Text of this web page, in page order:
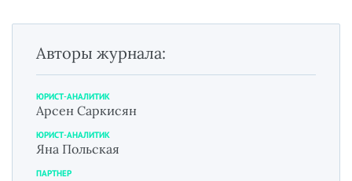
Авторы журнала:
ЮРИСТ-АНАЛИТИК
Арсен Саркисян
ЮРИСТ-АНАЛИТИК
Яна Польская
ПАРТНЕР